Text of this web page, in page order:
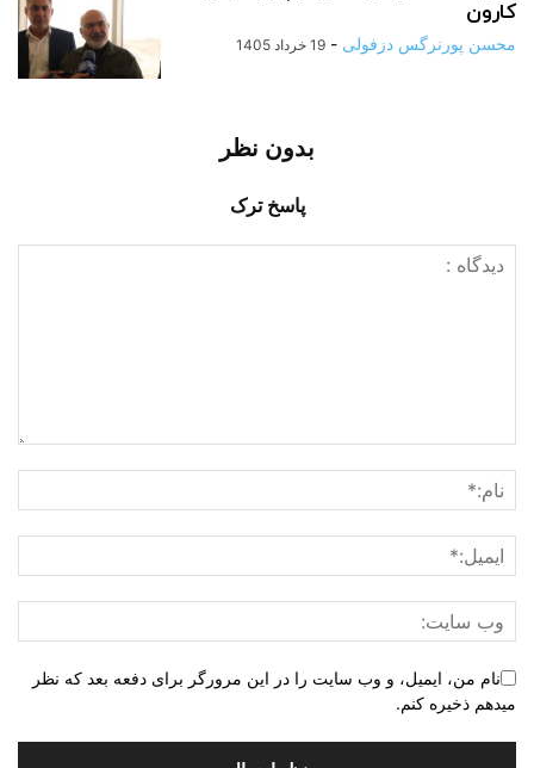
کارون
محسن پورنرگس دزفولی - 19 خرداد 1405
بدون نظر
پاسخ ترک
نام من، ایمیل، و وب سایت را در این مرورگر برای دفعه بعد که نظر
میدهم ذخیره کنم.